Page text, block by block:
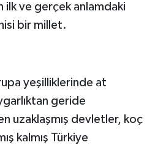
ilk ve gerçek anlamdaki
bir millet.
yeşilliklerinde at
geride
uzaklaşmış devletler, koç
kalmış Türkiye